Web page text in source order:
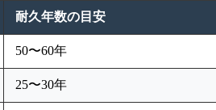
耐久年数の目安
50〜60年
25〜30年